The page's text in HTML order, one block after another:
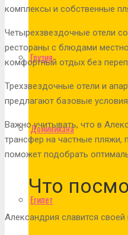
Грузия
Доминикана
Египет
комплексы и собственные
Четырехзвездочные отели
рестораны с блюдами
комфортный отдых без
Трехзвездочные отели и
предлагают базовые
Важно учитывать, что в
трансфер на частные пляжи,
поможет подобрать
Что
Александрия славится